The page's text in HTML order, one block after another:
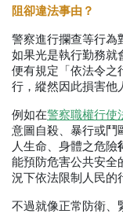
阻卻違法事由？
警察進行攔查等行為
如果光是執行勤務就
便有規定「依法令之
行，縱然因此損害他
例如在警察職權行使
意圖自殺、暴行或鬥
人生命、身體之危險
能預防危害公共安全
況下依法限制人民的
不過就像正常防衛、